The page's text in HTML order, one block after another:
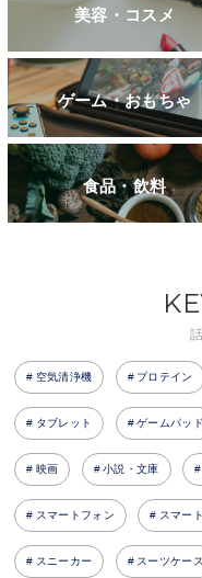
美容・コスメ
ゲーム・おもちゃ
食品・飲料
空気清浄機 プロテイン
タブレット ゲームパッド
映画 小説・文庫
スマートフォン スマー
スニーカー スーツケース